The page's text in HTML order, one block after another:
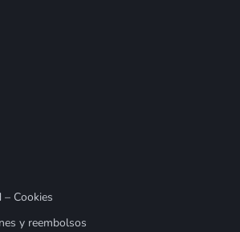
– Cookies
y reembolsos